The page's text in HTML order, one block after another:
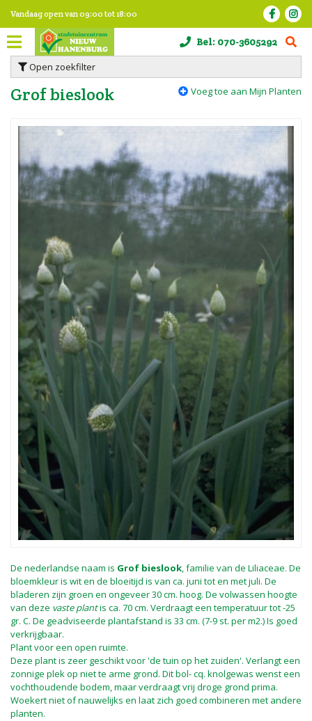
n
Vandaag open van09:00tot18:00
Bel: 070-3605292
Open zoekfilter
Grof bieslook Voeg toe aan Mijn Planten
De nederlandse naam is Grof bieslook, familie van de Liliaceae. De
bloemkleur is wit en de bloeitijd is van ca. juni tot en met juli. De
bladeren zijn groen en ongeveer 30 cm. hoog. De volwassen hoogte
van deze vaste plantis ca. 70 cm. Verdraagt een temperatuur tot -25
gr. C. De geadviseerde plantafstand is 33 cm. (7-9 st. per m2.) Is goed
verkrijgbaar.
Plant voor een open ruimte.
Deze plant is zeer geschikt voor 'de tuin op het zuiden'. Verlangt een
zonnige plek op niet te arme grond. Dit bol- cq. knolgewas wenst een
vochthoudende bodem, maar verdraagt vrij droge grond prima.
Woekert niet of nauwelijks en laat zich goed combineren met andere
planten.